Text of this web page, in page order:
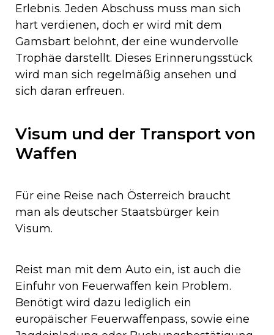
Erlebnis. Jeden Abschuss muss man sich
hart verdienen, doch er wird mit dem
Gamsbart belohnt, der eine wundervolle
Trophäe darstellt. Dieses Erinnerungsstück
wird man sich regelmäßig ansehen und
sich daran erfreuen.
Visum und der Transport von
Waffen
Für eine Reise nach Österreich braucht
man als deutscher Staatsbürger kein
Visum.
Reist man mit dem Auto ein, ist auch die
Einfuhr von Feuerwaffen kein Problem.
Benötigt wird dazu lediglich ein
europäischer Feuerwaffenpass, sowie eine